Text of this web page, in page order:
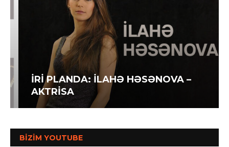
İRİ PLANDA: İLAHƏ HƏSƏNOVA –
AKTRİSA
BIZIM YOUTUBE